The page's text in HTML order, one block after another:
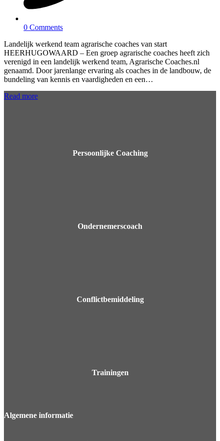
0 Comments
Landelijk werkend team agrarische coaches van start
HEERHUGOWAARD – Een groep agrarische coaches heeft zich
verenigd in een landelijk werkend team, Agrarische Coaches.nl
genaamd. Door jarenlange ervaring als coaches in de landbouw, de
bundeling van kennis en vaardigheden en een…
Read more
Persoonlijke Coaching
Ondernemerscoach
Conflictbemiddeling
Trainingen
Algemene informatie